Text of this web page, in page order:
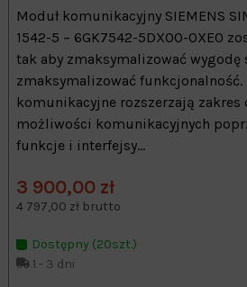
Moduł komunikacyjny SIEMENS
1542-5 – 6GK7542-5DX00-0XE0
tak aby zmaksymalizować wygodę
zmaksymalizować funkcjonalność.
komunikacyjne rozszerzają zakres
możliwości komunikacyjnych
funkcje i interfejsy...
3 900,00 zł
4 797,00 zł brutto
Dostępny (20szt.)
1 - 3 dni